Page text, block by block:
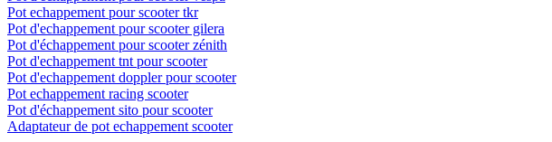
Pot echappement pour scooter tkr
Pot d'echappement pour scooter gilera
Pot d'échappement pour scooter zénith
Pot d'echappement tnt pour scooter
Pot d'echappement doppler pour scooter
Pot echappement racing scooter
Pot d'échappement sito pour scooter
Adaptateur de pot echappement scooter